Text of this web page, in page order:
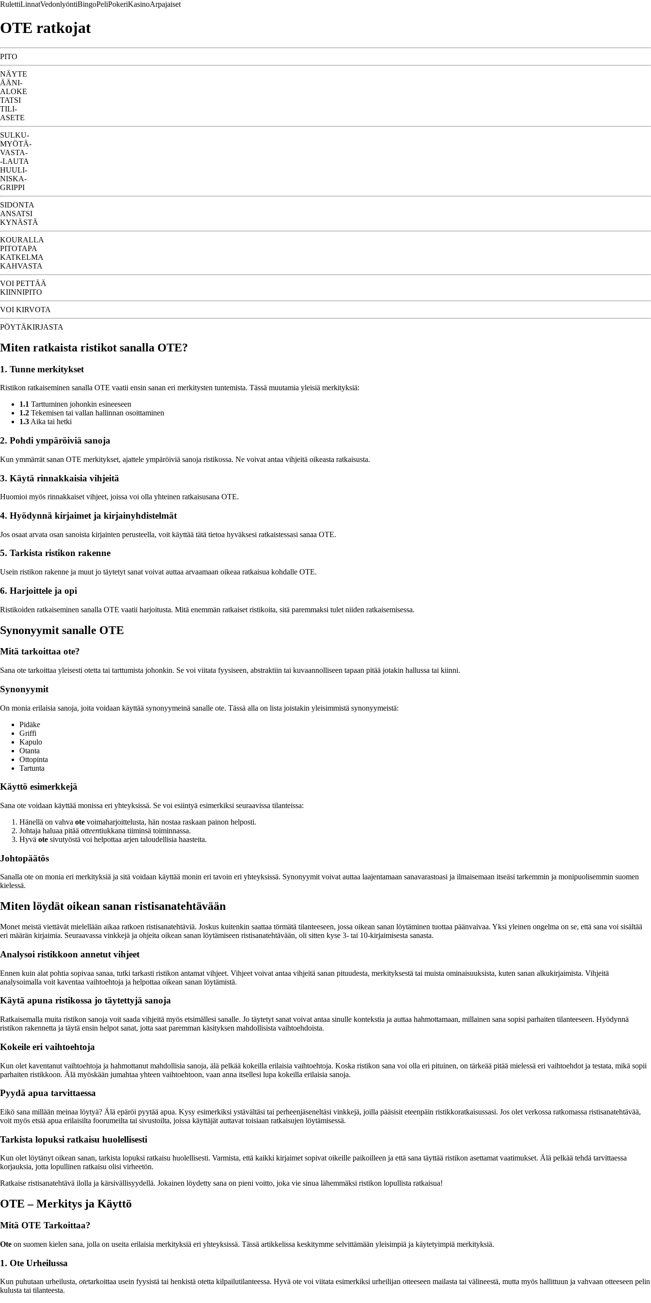
RulettiLinnatVedonlyöntiBingoPeliPokeriKasinoArpajaiset
OTE ratkojat
PITO
NÄYTE
ÄÄNI-
ALOKE
TATSI
TILI-
ASETE
SULKU-
MYÖTÄ-
VASTA-
-LAUTA
HUULI-
NISKA-
GRIPPI
SIDONTA
ANSATSI
KYNÄSTÄ
KOURALLA
PITOTAPA
KATKELMA
KAHVASTA
VOI PETTÄÄ
KIINNIPITO
VOI KIRVOTA
PÖYTÄKIRJASTA
Miten ratkaista ristikot sanalla OTE?
1. Tunne merkitykset
Ristikon ratkaiseminen sanalla OTE vaatii ensin sanan eri merkitysten tuntemista. Tässä muutamia yleisiä merkityksiä:
1.1 Tarttuminen johonkin esineeseen
1.2 Tekemisen tai vallan hallinnan osoittaminen
1.3Aika tai hetki
2. Pohdi ympäröiviä sanoja
Kun ymmärrät sanan OTE merkitykset, ajattele ympäröiviä sanoja ristikossa. Ne voivat antaa vihjeitä oikeasta ratkaisusta.
3. Käytä rinnakkaisia vihjeitä
Huomioi myös rinnakkaiset vihjeet, joissa voi olla yhteinen ratkaisusana OTE.
4. Hyödynnä kirjaimet ja kirjainyhdistelmät
Jos osaat arvata osan sanoista kirjainten perusteella, voit käyttää tätä tietoa hyväksesi ratkaistessasi sanaa OTE.
5. Tarkista ristikon rakenne
Usein ristikon rakenne ja muut jo täytetyt sanat voivat auttaa arvaamaan oikeaa ratkaisua kohdalle OTE.
6. Harjoittele ja opi
Ristikoiden ratkaiseminen sanalla OTE vaatii harjoitusta. Mitä enemmän ratkaiset ristikoita, sitä paremmaksi tulet niiden ratkaisemisessa.
Synonyymit sanalle OTE
Mitä tarkoittaa ote?
Sana ote tarkoittaa yleisesti otetta tai tarttumista johonkin. Se voi viitata fyysiseen, abstraktiin tai kuvaannolliseen tapaan pitää jotakin hallussa tai kiinni.
Synonyymit
On monia erilaisia sanoja, joita voidaan käyttää synonyymeinä sanalle ote. Tässä alla on lista joistakin yleisimmistä synonyymeistä:
Pidäke
Griffi
Kapulo
Otanta
Ottopinta
Tartunta
Käyttö esimerkkejä
Sana ote voidaan käyttää monissa eri yhteyksissä. Se voi esiintyä esimerkiksi seuraavissa tilanteissa:
Hänellä on vahva ote voimaharjoittelusta, hän nostaa raskaan painon helposti.
Johtaja haluaa pitää otteentiukkana tiiminsä toiminnassa.
Hyvä ote sivutyöstä voi helpottaa arjen taloudellisia haasteita.
Johtopäätös
Sanalla ote on monia eri merkityksiä ja sitä voidaan käyttää monin eri tavoin eri yhteyksissä. Synonyymit voivat auttaa laajentamaan sanavarastoasi ja ilmaisemaan itseäsi tarkemmin ja monipuolisemmin suomen
kielessä.
Miten löydät oikean sanan ristisanatehtävään
Monet meistä viettävät mielellään aikaa ratkoen ristisanatehtäviä. Joskus kuitenkin saattaa törmätä tilanteeseen, jossa oikean sanan löytäminen tuottaa päänvaivaa. Yksi yleinen ongelma on se, että sana voi sisältää
eri määrän kirjaimia. Seuraavassa vinkkejä ja ohjeita oikean sanan löytämiseen ristisanatehtävään, oli sitten kyse 3- tai 10-kirjaimisesta sanasta.
Analysoi ristikkoon annetut vihjeet
Ennen kuin alat pohtia sopivaa sanaa, tutki tarkasti ristikon antamat vihjeet. Vihjeet voivat antaa vihjeitä sanan pituudesta, merkityksestä tai muista ominaisuuksista, kuten sanan alkukirjaimista. Vihjeitä
analysoimalla voit kaventaa vaihtoehtoja ja helpottaa oikean sanan löytämistä.
Käytä apuna ristikossa jo täytettyjä sanoja
Ratkaisemalla muita ristikon sanoja voit saada vihjeitä myös etsimällesi sanalle. Jo täytetyt sanat voivat antaa sinulle kontekstia ja auttaa hahmottamaan, millainen sana sopisi parhaiten tilanteeseen. Hyödynnä
ristikon rakennetta ja täytä ensin helpot sanat, jotta saat paremman käsityksen mahdollisista vaihtoehdoista.
Kokeile eri vaihtoehtoja
Kun olet kaventanut vaihtoehtoja ja hahmottanut mahdollisia sanoja, älä pelkää kokeilla erilaisia vaihtoehtoja. Koska ristikon sana voi olla eri pituinen, on tärkeää pitää mielessä eri vaihtoehdot ja testata, mikä sopii
parhaiten ristikkoon. Älä myöskään jumahtaa yhteen vaihtoehtoon, vaan anna itsellesi lupa kokeilla erilaisia sanoja.
Pyydä apua tarvittaessa
Eikö sana millään meinaa löytyä? Älä epäröi pyytää apua. Kysy esimerkiksi ystävältäsi tai perheenjäseneltäsi vinkkejä, joilla pääsisit eteenpäin ristikkoratkaisussasi. Jos olet verkossa ratkomassa ristisanatehtävää,
voit myös etsiä apua erilaisilta foorumeilta tai sivustoilta, joissa käyttäjät auttavat toisiaan ratkaisujen löytämisessä.
Tarkista lopuksi ratkaisu huolellisesti
Kun olet löytänyt oikean sanan, tarkista lopuksi ratkaisu huolellisesti. Varmista, että kaikki kirjaimet sopivat oikeille paikoilleen ja että sana täyttää ristikon asettamat vaatimukset. Älä pelkää tehdä tarvittaessa
korjauksia, jotta lopullinen ratkaisu olisi virheetön.
Ratkaise ristisanatehtävä ilolla ja kärsivällisyydellä. Jokainen löydetty sana on pieni voitto, joka vie sinua lähemmäksi ristikon lopullista ratkaisua!
OTE – Merkitys ja Käyttö
Mitä OTE Tarkoittaa?
Ote on suomen kielen sana, jolla on useita erilaisia merkityksiä eri yhteyksissä. Tässä artikkelissa keskitymme selvittämään yleisimpiä ja käytetyimpiä merkityksiä.
1. Ote Urheilussa
Kun puhutaan urheilusta, otetarkoittaa usein fyysistä tai henkistä otetta kilpailutilanteessa. Hyvä ote voi viitata esimerkiksi urheilijan otteeseen mailasta tai välineestä, mutta myös hallittuun ja vahvaan otteeseen pelin
kulusta tai tilanteesta.